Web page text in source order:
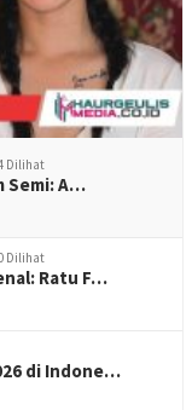
Dilihat
Semi: A…
Dilihat
Ratu F…
di Indone…